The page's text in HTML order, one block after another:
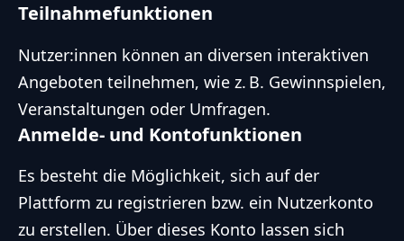
Teilnahmefunktionen
Nutzer:innen können an diversen interaktiven
Angeboten teilnehmen, wie z. B. Gewinnspielen,
Veranstaltungen oder Umfragen.
Anmelde- und Kontofunktionen
Es besteht die Möglichkeit, sich auf der
Plattform zu registrieren bzw. ein Nutzerkonto
zu erstellen. Über dieses Konto lassen sich